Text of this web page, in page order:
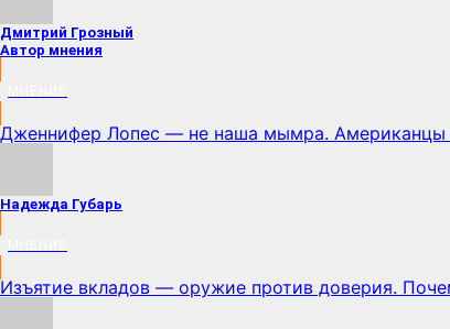
Дмитрий Грозный
Автор мнения
Дженнифер Лопес — не наша мымра. Американцы
Надежда Губарь
Изъятие вкладов — оружие против доверия.